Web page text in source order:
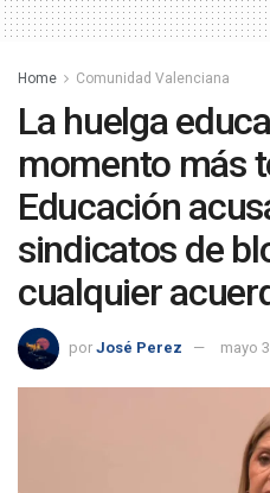
Home Comunidad Valenciana
La huelga
momento más
Educación
sindicatos de
cualquier
por José Perez mayo